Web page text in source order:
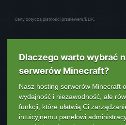
Ceny dotyczą płatności przelewem/BLIK.
Dlaczego warto wybrać
serwerów Minecraft?
Nasz hosting serwerów Minecraft
wydajność i niezawodność, ale
funkcji, które ułatwią Ci
intuicyjnemu panelowi